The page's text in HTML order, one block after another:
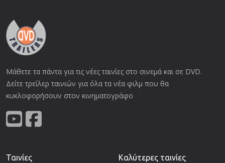
Μάθετε τα πάντα για τις νέες ταινίες στο σινεμά και σε DVD.
Δείτε τρείλερ ταινιών για όλα τα νέα φιλμ που θα
κυκλοφορήσουν στον κινηματογράφο
Ταινίες Καλύτερες ταινίες